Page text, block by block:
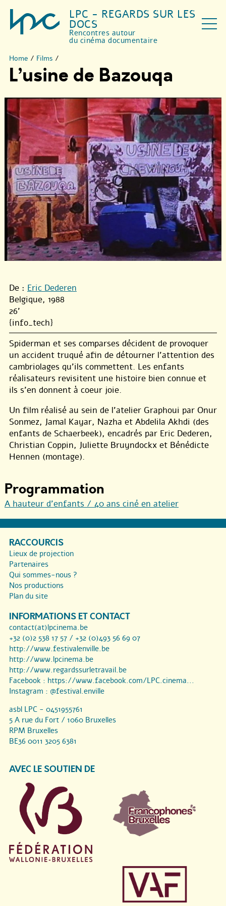
LPC - REGARDS SUR LES
DOCS
Rencontres autour
du cinéma documentaire
Home / Films /
L’usine de Bazouqa
De : Eric Dederen
Belgique, 1988
26'
{info_tech}
Spiderman et ses comparses décident de provoquer
un accident truqué afin de détourner l’attention des
cambriolages qu’ils commettent. Les enfants
réalisateurs revisitent une histoire bien connue et
ils s’en donnent à coeur joie.
Un film réalisé au sein de l’atelier Graphoui par Onur
Sonmez, Jamal Kayar, Nazha et Abdelila Akhdi (des
enfants de Schaerbeek), encadrés par Eric Dederen,
Christian Coppin, Juliette Bruyndockx et Bénédicte
Hennen (montage).
Programmation
A hauteur d’enfants / 40 ans ciné en atelier
RACCOURCIS
Lieux de projection
Partenaires
Qui sommes-nous ?
Nos productions
Plan du site
INFORMATIONS ET CONTACT
contact(at)lpcinema.be
+32 (0)2 538 17 57 / +32 (0)493 56 69 07
http://www.festivalenville.be
http://www.lpcinema.be
http://www.regardssurletravail.be
Facebook : https://www.facebook.com/LPC.cinema...
Instagram : @festival.enville
asbl LPC - 0451955761
5 A rue du Fort / 1060 Bruxelles
RPM Bruxelles
BE36 0011 3205 6381
AVEC LE SOUTIEN DE